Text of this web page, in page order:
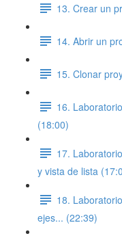
13. Crear un
14. Abrir un
15. Clonar
16.
(18:00)
17.
y vista de lista
18.
ejes... (22:39)